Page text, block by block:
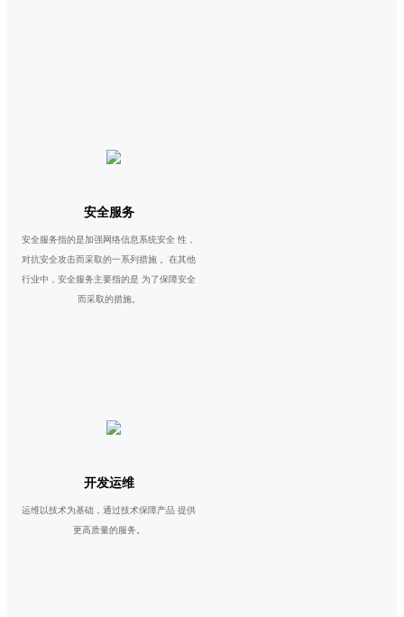
安全服务
安全服务指的是加强网络信息系统安全 性，
对抗安全攻击而采取的一系列措施 。在其他
行业中，安全服务主要指的是 为了保障安全
而采取的措施。
开发运维
运维以技术为基础，通过技术保障产品 提供
更高质量的服务。